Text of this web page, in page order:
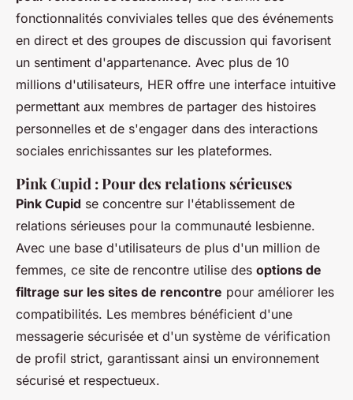
fonctionnalités conviviales telles que des événements
en direct et des groupes de discussion qui favorisent
un sentiment d'appartenance. Avec plus de 10
millions d'utilisateurs, HER offre une interface intuitive
permettant aux membres de partager des histoires
personnelles et de s'engager dans des interactions
sociales enrichissantes sur les plateformes.
Pink Cupid : Pour des relations sérieuses
Pink Cupid se concentre sur l'établissement de
relations sérieuses pour la communauté lesbienne.
Avec une base d'utilisateurs de plus d'un million de
femmes, ce site de rencontre utilise des options de
filtrage sur les sites de rencontre pour améliorer les
compatibilités. Les membres bénéficient d'une
messagerie sécurisée et d'un système de vérification
de profil strict, garantissant ainsi un environnement
sécurisé et respectueux.